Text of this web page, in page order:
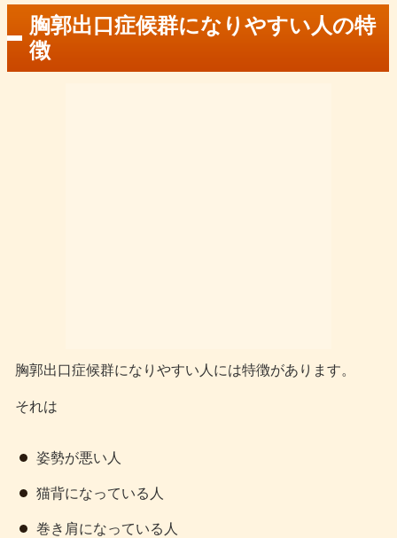
胸郭出口症候群になりやすい人の特
徴
胸郭出口症候群になりやすい人には特徴があります。
それは
姿勢が悪い人
猫背になっている人
巻き肩になっている人